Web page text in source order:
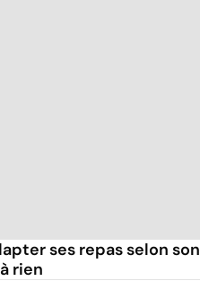
ses repas selon son
rien